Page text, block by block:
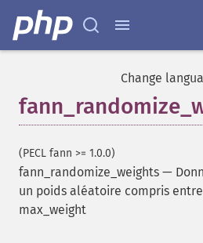
Change
(PECL fann >= 1.0.0)
fann_randomize_weights —
un poids aléatoire compris
max_weight